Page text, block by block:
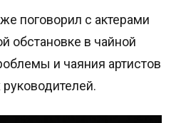
поговорил с актерами
обстановке в чайной
и чаяния артистов